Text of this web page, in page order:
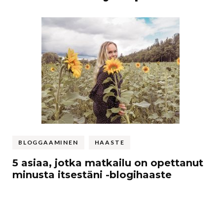
BLOGGAAMINEN HAASTE
5 asiaa, jotka matkailu on opettanut
minusta itsestäni -blogihaaste